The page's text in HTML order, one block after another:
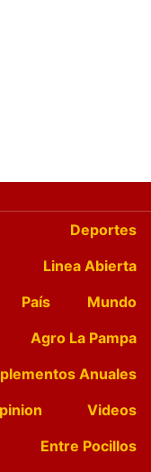
Deportes
Linea Abierta
País
Mundo
Agro La Pampa
Anuales
Videos
Entre Pocillos